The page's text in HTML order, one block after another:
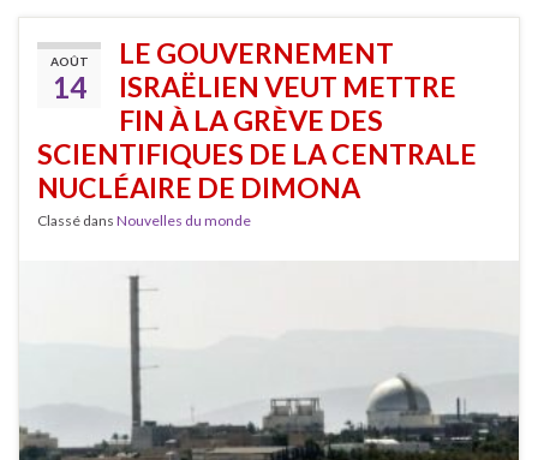
AOÛT
14
LE GOUVERNEMENT
ISRAËLIEN VEUT METTRE
FIN À LA GRÈVE DES
SCIENTIFIQUES DE LA CENTRALE
NUCLÉAIRE DE DIMONA
Classé dans Nouvelles du monde